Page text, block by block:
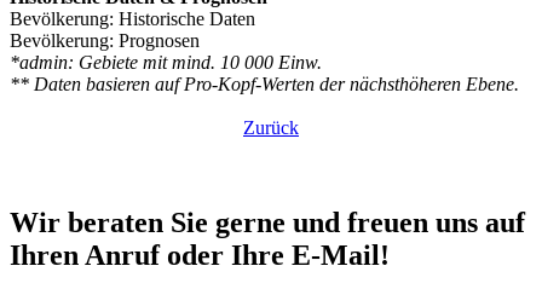
Bevölkerung: Historische Daten
Bevölkerung: Prognosen
*admin: Gebiete mit mind. 10 000 Einw.
** Daten basieren auf Pro-Kopf-Werten der nächsthöheren Ebene.
Zurück
Wir beraten Sie gerne und freuen uns auf
Ihren Anruf oder Ihre E-Mail!